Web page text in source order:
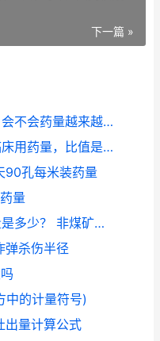
下一篇 »
帕金森病长期吃药会耐受吗，会不会药量越来越大? 帕金森是老年痴呆吗
实验小白鼠的用药量与人的临床用药量，比值是多少？ 人与老鼠实验给药量比例
90孔每米装药量
量
中小型矿山爆破一次最大药量是多少？ 非煤矿矿山企业不包括
弹杀伤半径
中的计量符号)
出量计算公式